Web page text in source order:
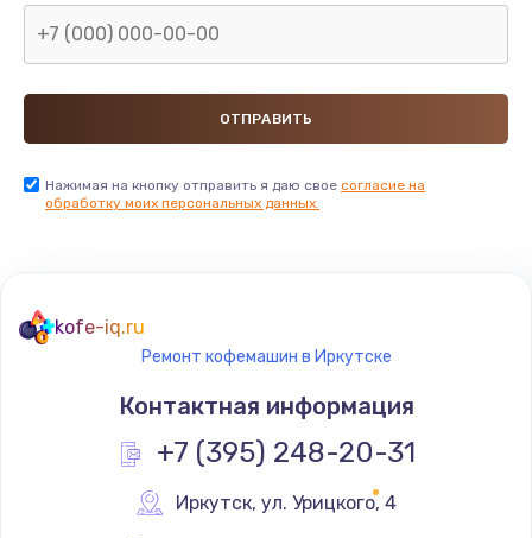
Нажимая на кнопку отправить я даю свое согласие на
обработку моих персональных данных.
kofe-iq.ru
Ремонт кофемашин в Иркутске
Контактная информация
+7 (395) 248-20-31
Иркутск, ул. Урицкого, 4